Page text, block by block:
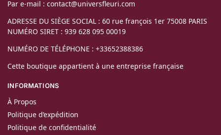
Par e-mail : contact@universfleuri.com
ADRESSE DU SIÈGE SOCIAL : 60 rue françois 1er 75008 PARIS
NUMÉRO SIRET : 939 628 095 00019
NUMÉRO DE TÉLÉPHONE : +33652388386
Cette boutique appartient à une entreprise française
INFORMATIONS
À Propos
Politique d’expédition
Politique de confidentialité